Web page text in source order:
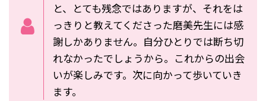
と、とても残念ではありますが、それをは
っきりと教えてくださった磨美先生には感
謝しかありません。自分ひとりでは断ち切
れなかったでしょうから。これからの出会
いが楽しみです。次に向かって歩いていき
ます。